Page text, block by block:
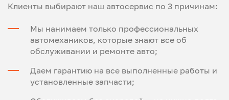
Клиенты выбирают наш автосервис по 3 причинам:
Мы нанимаем только профессиональных
автомехаников, которые знают все об
обслуживании и ремонте авто;
Даем гарантию на все выполненные работы и
установленные запчасти;